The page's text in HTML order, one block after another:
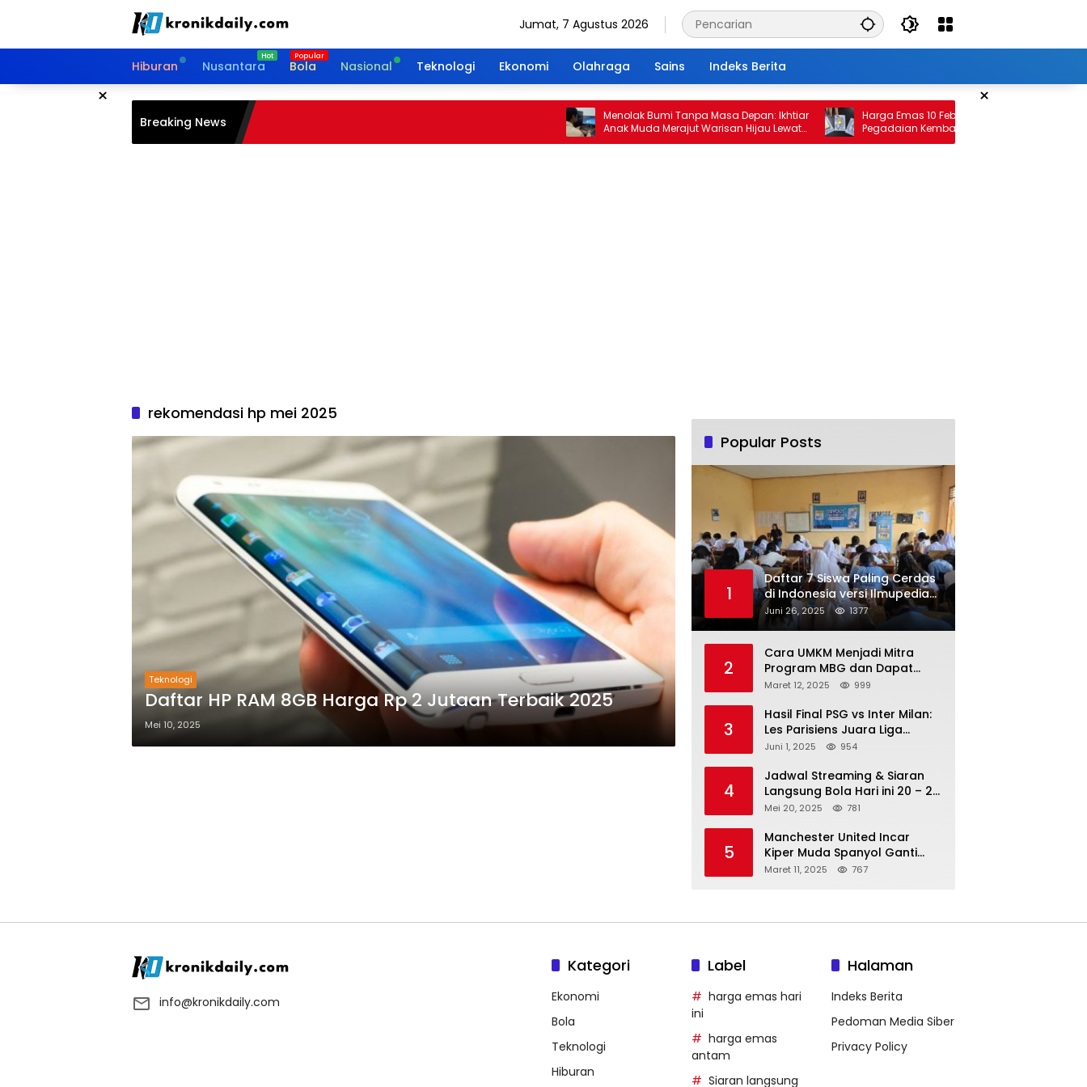
Jumat, 7 Agustus 2026
Hiburan Nusantara Bola Nasional Teknologi Ekonomi Olahraga Sains Indeks Berita
× ×
Breaking News
Menolak Bumi Tanpa Masa Depan: Ikhtiar
Anak Muda Merajut Warisan Hijau Lewat
Portal Waktu
Harga Emas 10 Februari 2026: Antam dan
Pegadaian Kembali Melonjak
rekomendasi hp mei 2025
Teknologi
Daftar HP RAM 8GB Harga Rp 2 Jutaan Terbaik 2025
Mei 10, 2025
Popular Posts
1
Daftar 7 Siswa Paling Cerdas
di Indonesia versi Ilmupedia
Tryout UTBK 2025
Juni 26, 2025 1377
2
Cara UMKM Menjadi Mitra
Program MBG dan Dapat
Modal Hingga Rp500 Juta
Maret 12, 2025 999
3
Hasil Final PSG vs Inter Milan:
Les Parisiens Juara Liga
Champions 2025 usai Bantai il
Juni 1, 2025 954
4
Jadwal Streaming & Siaran
Langsung Bola Hari ini 20 – 21
Mei 2025: Manchester City vs
Mei 20, 2025 781
5
Manchester United Incar
Kiper Muda Spanyol Ganti
Andre Onana
Maret 11, 2025 767
info@kronikdaily.com
Kategori
Ekonomi
Bola
Teknologi
Hiburan
Label
harga emas hari
ini
harga emas
antam
Siaran langsung
Halaman
Indeks Berita
Pedoman Media Siber
Privacy Policy